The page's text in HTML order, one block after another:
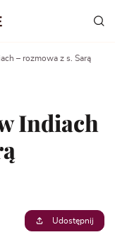
– rozmowa z s. Sarą
Indiach
Udostępnij